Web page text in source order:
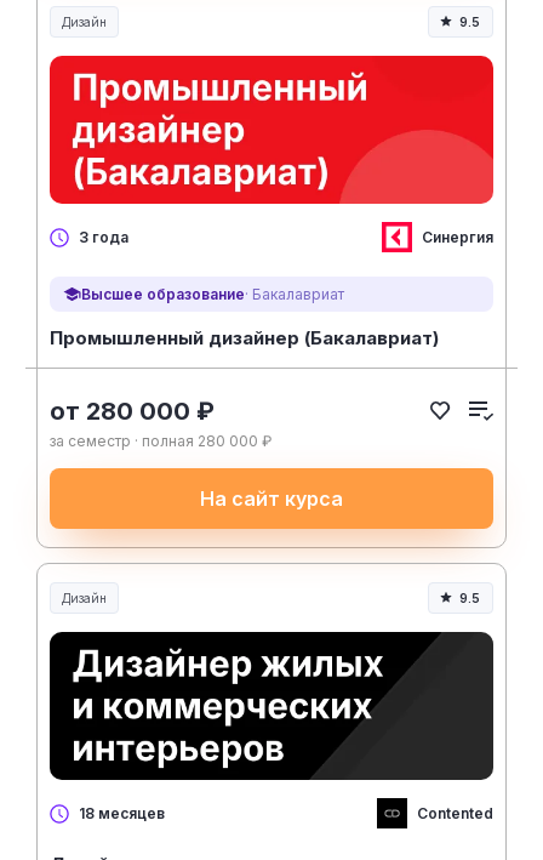
Дизайн 9.5
3 года Синергия
Высшее образование· Бакалавриат
Промышленный дизайнер (Бакалавриат)
от 280 000 ₽
за семестр · полная 280 000 ₽
На сайт курса
Дизайн 9.5
18 месяцев Contented